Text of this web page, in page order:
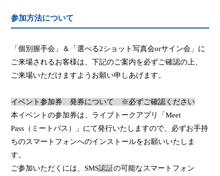
参加方法について
「個別握手会」＆「選べる2ショット写真会orサイン会」に
ご来場されるお客様は、下記のご案内を必ずご確認の上、
ご来場いただけますようお願い申しあげます。
イベント参加券 発券について ※必ずご確認ください
本イベントの参加券は、ライブトークアプリ「Meet
Pass （ミートパス）」にて発行いたしますので、必ずお手持
ちのスマートフォンへのインストールをお願いいたしま
す。
ご参加いただくには、 SMS認証の可能なスマートフォン